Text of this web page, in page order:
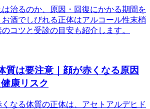
治るのか、原因・回復にかかる期間を
酒でしびれる正体はアルコール性末梢
コツと受診の目安も紹介します。
質は要注意｜顔が赤くなる原因
康リスク
なる体質の正体は、アセトアルデヒド